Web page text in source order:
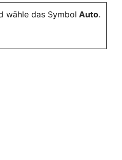
wähle das Symbol Auto.